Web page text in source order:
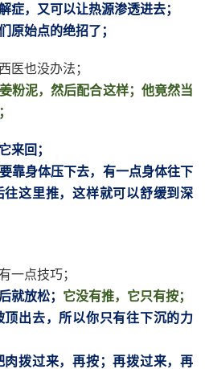
症，又可以让热源渗透进去；
原始点的绝招了；
医也没办法；
粉泥，然后配合这样；他竟然当
来回；
靠身体压下去，有一点身体往下
这里推，这样就可以舒缓到深
一点技巧；
就放松； 它没有推，它只有按；
出去，所以你只有往下沉的力
拨过来，再按；再拨过来，再